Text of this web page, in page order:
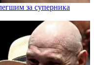
за суперника